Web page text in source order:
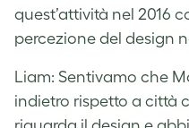
quest’attività nel 2016
percezione del design
Liam: Sentivamo che
indietro rispetto a città